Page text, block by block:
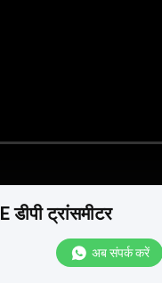
ट्रांसमीटर
अब संपर्क करें